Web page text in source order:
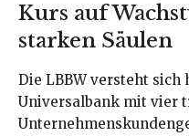
Kurs auf
starken Säulen
Die LBBW versteht
Universalbank mit vier